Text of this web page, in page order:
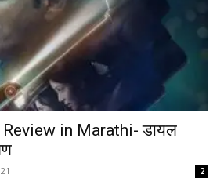
in Marathi- डायल
2